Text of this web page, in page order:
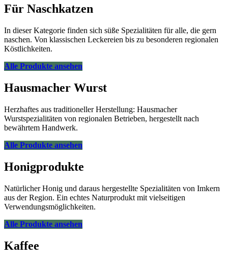
Für Naschkatzen
In dieser Kategorie finden sich süße Spezialitäten für alle, die gern
naschen. Von klassischen Leckereien bis zu besonderen regionalen
Köstlichkeiten.
Alle Produkte ansehen
Hausmacher Wurst
Herzhaftes aus traditioneller Herstellung: Hausmacher
Wurstspezialitäten von regionalen Betrieben, hergestellt nach
bewährtem Handwerk.
Alle Produkte ansehen
Honigprodukte
Natürlicher Honig und daraus hergestellte Spezialitäten von Imkern
aus der Region. Ein echtes Naturprodukt mit vielseitigen
Verwendungsmöglichkeiten.
Alle Produkte ansehen
Kaffee